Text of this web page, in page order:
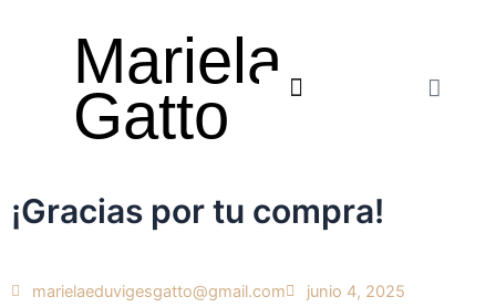
Mariela
Gatto Cart
¡Gracias por tu compra!
marielaeduvigesgatto@gmail.com
junio 4, 2025